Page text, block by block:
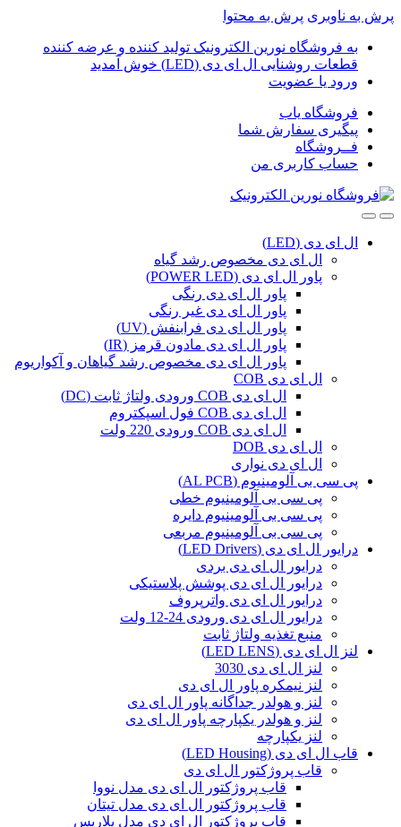
پرش به ناوبری پرش به محتوا
به فروشگاه نورین الکترونیک تولید کننده و عرضه کننده
قطعات روشنایی ال ای دی (LED) خوش آمدید
ورود یا عضویت
فروشگاه یاب
پیگیری سفارش شما
فــروشگاه
حساب کاربری من
ال ای دی (LED)
ال ای دی مخصوص رشد گیاه
پاور ال ای دی (POWER LED)
پاور ال ای دی رنگی
پاور ال ای دی غیر رنگی
پاور ال ای دی فرابنفش (UV)
پاور ال ای دی مادون قرمز (IR)
پاور ال ای دی مخصوص رشد گیاهان و آکواریوم
ال ای دی COB
ال ای دی COB ورودی ولتاژ ثابت (DC)
ال ای دی COB فول اسپکتروم
ال ای دی COB ورودی 220 ولت
ال ای دی DOB
ال ای دی نواری
پی سی بی آلومینیوم (AL PCB)
پی سی بی آلومینیوم خطی
پی سی بی آلومینیوم دایره
پی سی بی آلومینیوم مربعی
درایور ال ای دی (LED Drivers)
درایور ال ای دی بردی
درایور ال ای دی پوشش پلاستیکی
درایور ال ای دی واترپروف
درایور ال ای دی ورودی 24-12 ولت
منبع تغذیه ولتاژ ثابت
لنز ال ای دی (LED LENS)
لنز ال ای دی 3030
لنز نیمکره پاور ال ای دی
لنز و هولدر جداگانه پاور ال ای دی
لنز و هولدر یکپارچه پاور ال ای دی
لنز یکپارچه
قاب ال ای دی (LED Housing)
قاب پروژکتور ال ای دی
قاب پروژکتور ال ای دی مدل نووا
قاب پروژکتور ال ای دی مدل تیتان
قاب پروژکتور ال ای دی مدل پلاریس